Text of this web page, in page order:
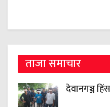
ताजा समाचार
देवानगञ्ज